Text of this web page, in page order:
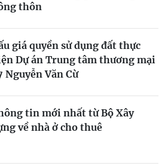
thôn
giá quyền sử dụng đất thực
Dự án Trung tâm thương mại
Nguyễn Văn Cừ
tin mới nhất từ Bộ Xây
về nhà ở cho thuê